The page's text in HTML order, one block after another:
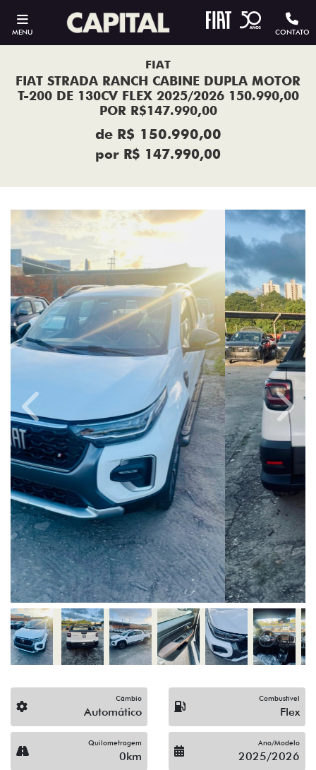
MENU CONTATO
FIAT
FIAT STRADA RANCH CABINE DUPLA MOTOR
T-200 DE 130CV FLEX 2025/2026 150.990,00
POR R$147.990,00
de R$ 150.990,00
por R$ 147.990,00
Previous Next
Câmbio
Automático
Combustível
Flex
Quilometragem
0km
Ano/Modelo
2025/2026